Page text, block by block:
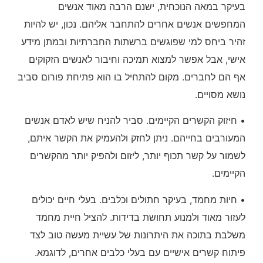
בעיקר במאה הנוכחית, ישנם הרבה מאוד אנשים
המחפשים אנשים אחרים להתחבר אליהם. נכון, יש להיות
זהיר ביחס למי שפוגשים ברשתות החברתיות ובמתן מידע
אישי, אבל אפשר למצוא תמיכה וחיבור לאנשים הזקוקים
אף הם לחברים. מקום להתחיל בו הוא פתיחת פורום סביב
נושא מסויים.
• חיזוק הקשרים הקיימים. סביר להניח שיש לאדם אנשים
המעורבים בחייהם. ניתן לחזק ולהעמיק את הקשר איתם,
לשמור על קשר תכוף יותר, ליזום ולהפיק יותר מהקשרים
הקיימים.
• חיות מחמד, בעיקר חתולים וכלבים. בעלי חיים יכולים
לעזור מאוד ולמנוע תחושת בדידות. להציל חיית מחמד
משלבת בתוכה את היתרונות של עשיית מעשה טוב לצד
פיתוח קשרים אישיים עם בעלי כלבים אחרים, לדוגמא.